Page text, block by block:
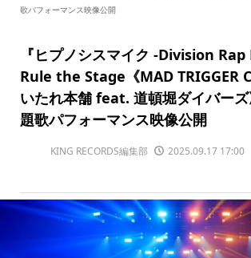
歌パフォーマンス映像公開
『ヒプノシスマイク -Division Rap
Rule the Stage《MAD TRIGGER
いたれ本舗 feat. 道頓堀ダイバー
題歌パフォーマンス映像公開
KING RECORDS編集部 2025.09.17 17:00